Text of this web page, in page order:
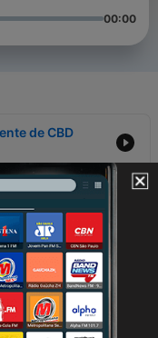
00:00
de CBD
de drogas?